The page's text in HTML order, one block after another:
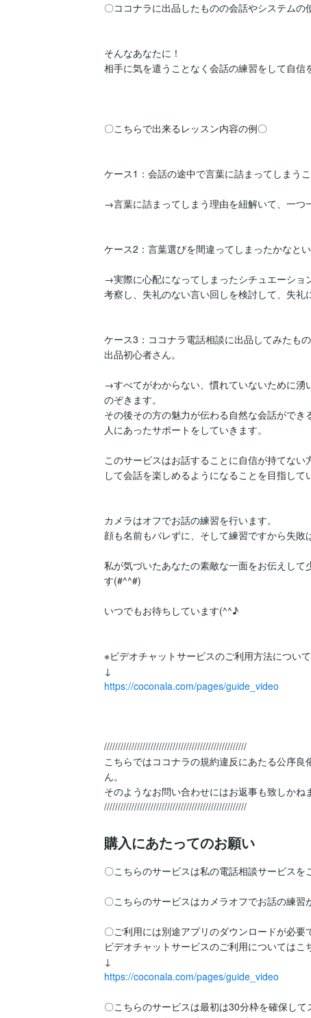
〇ココナラに出品したものの会話やシステムの
そんなあなたに！
相手に気を遣うことなく会話の練習をして自
〇こちらで出来るレッスン内容の例〇
ケース1：会話の途中で言葉に詰まってしまう
→言葉に詰まってしまう理由を紐解いて、一つ
ケース2：言葉選びを間違ってしまったかなと
→実際に心配になってしまったシチュエーショ
考察し、失礼のない言い回しを検討して、失
ケース3：ココナラ電話相談に出品してみたも
出品初心者さん。
→すべてがわからない、慣れていないために湧
のぞきます。
その後その方の魅力が伝わる自然な会話がで
人にあったサポートをしていきます。
このサービスはお話することに自信が持てな
して会話を楽しめるようになることを目指して
カメラはオフでお話の練習を行います。
顔も名前もバレずに、そして練習ですから失敗
私が気づいたあなたの素敵な一面をお伝えし
す(#^^#)
いつでもお待ちしています(^^♪
※ビデオチャットサービスのご利用方法につい
https://coconala.com/pages/guide_video
////////////////////////////////////////////////////
こちらではココナラの規約違反にあたる公序
ん。
そのようなお問い合わせにはお返事も致しかね
////////////////////////////////////////////////////
購入にあたってのお願い
〇こちらのサービスは私の電話相談サービスを
〇こちらのサービスはカメラオフでお話の練習
〇ご利用には別途アプリのダウンロードが必要
ビデオチャットサービスのご利用についてはこ
https://coconala.com/pages/guide_video
〇こちらのサービスは最初は30分枠を確保して